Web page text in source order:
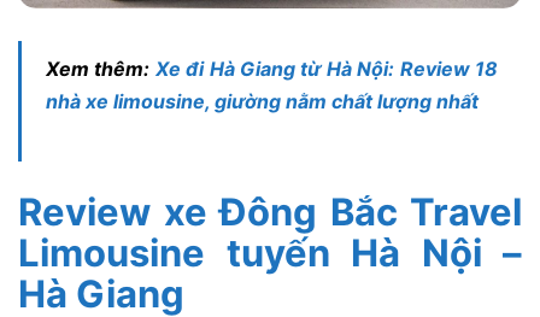
Xem thêm: Xe đi Hà Giang từ Hà Nội: Review 18
nhà xe limousine, giường nằm chất lượng nhất
Review xe Đông Bắc Travel
Limousine tuyến Hà Nội –
Hà Giang